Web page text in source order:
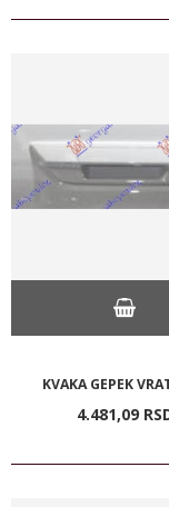
KVAKA GEPEK
4.481,09